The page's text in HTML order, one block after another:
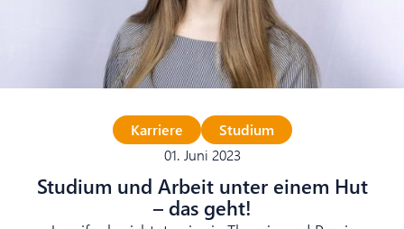
Karriere
Studium
01. Juni 2023
Studium und Arbeit unter einem Hut
– das geht!